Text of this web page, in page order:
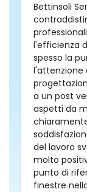
Bettinsoli
l'efficienza
spesso la
l'attenzione
a un post
aspetti da
del lavoro
molto
punto di
finestre